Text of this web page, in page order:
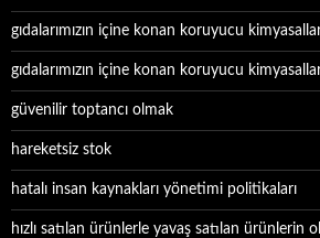
gıdalarımızın içine konan koruyucu
gıdalarımızın içine konan koruyucu
güvenilir toptancı olmak
hareketsiz stok
hatalı insan kaynakları yönetimi politikaları
hızlı satılan ürünlerle yavaş satılan ürünlerin